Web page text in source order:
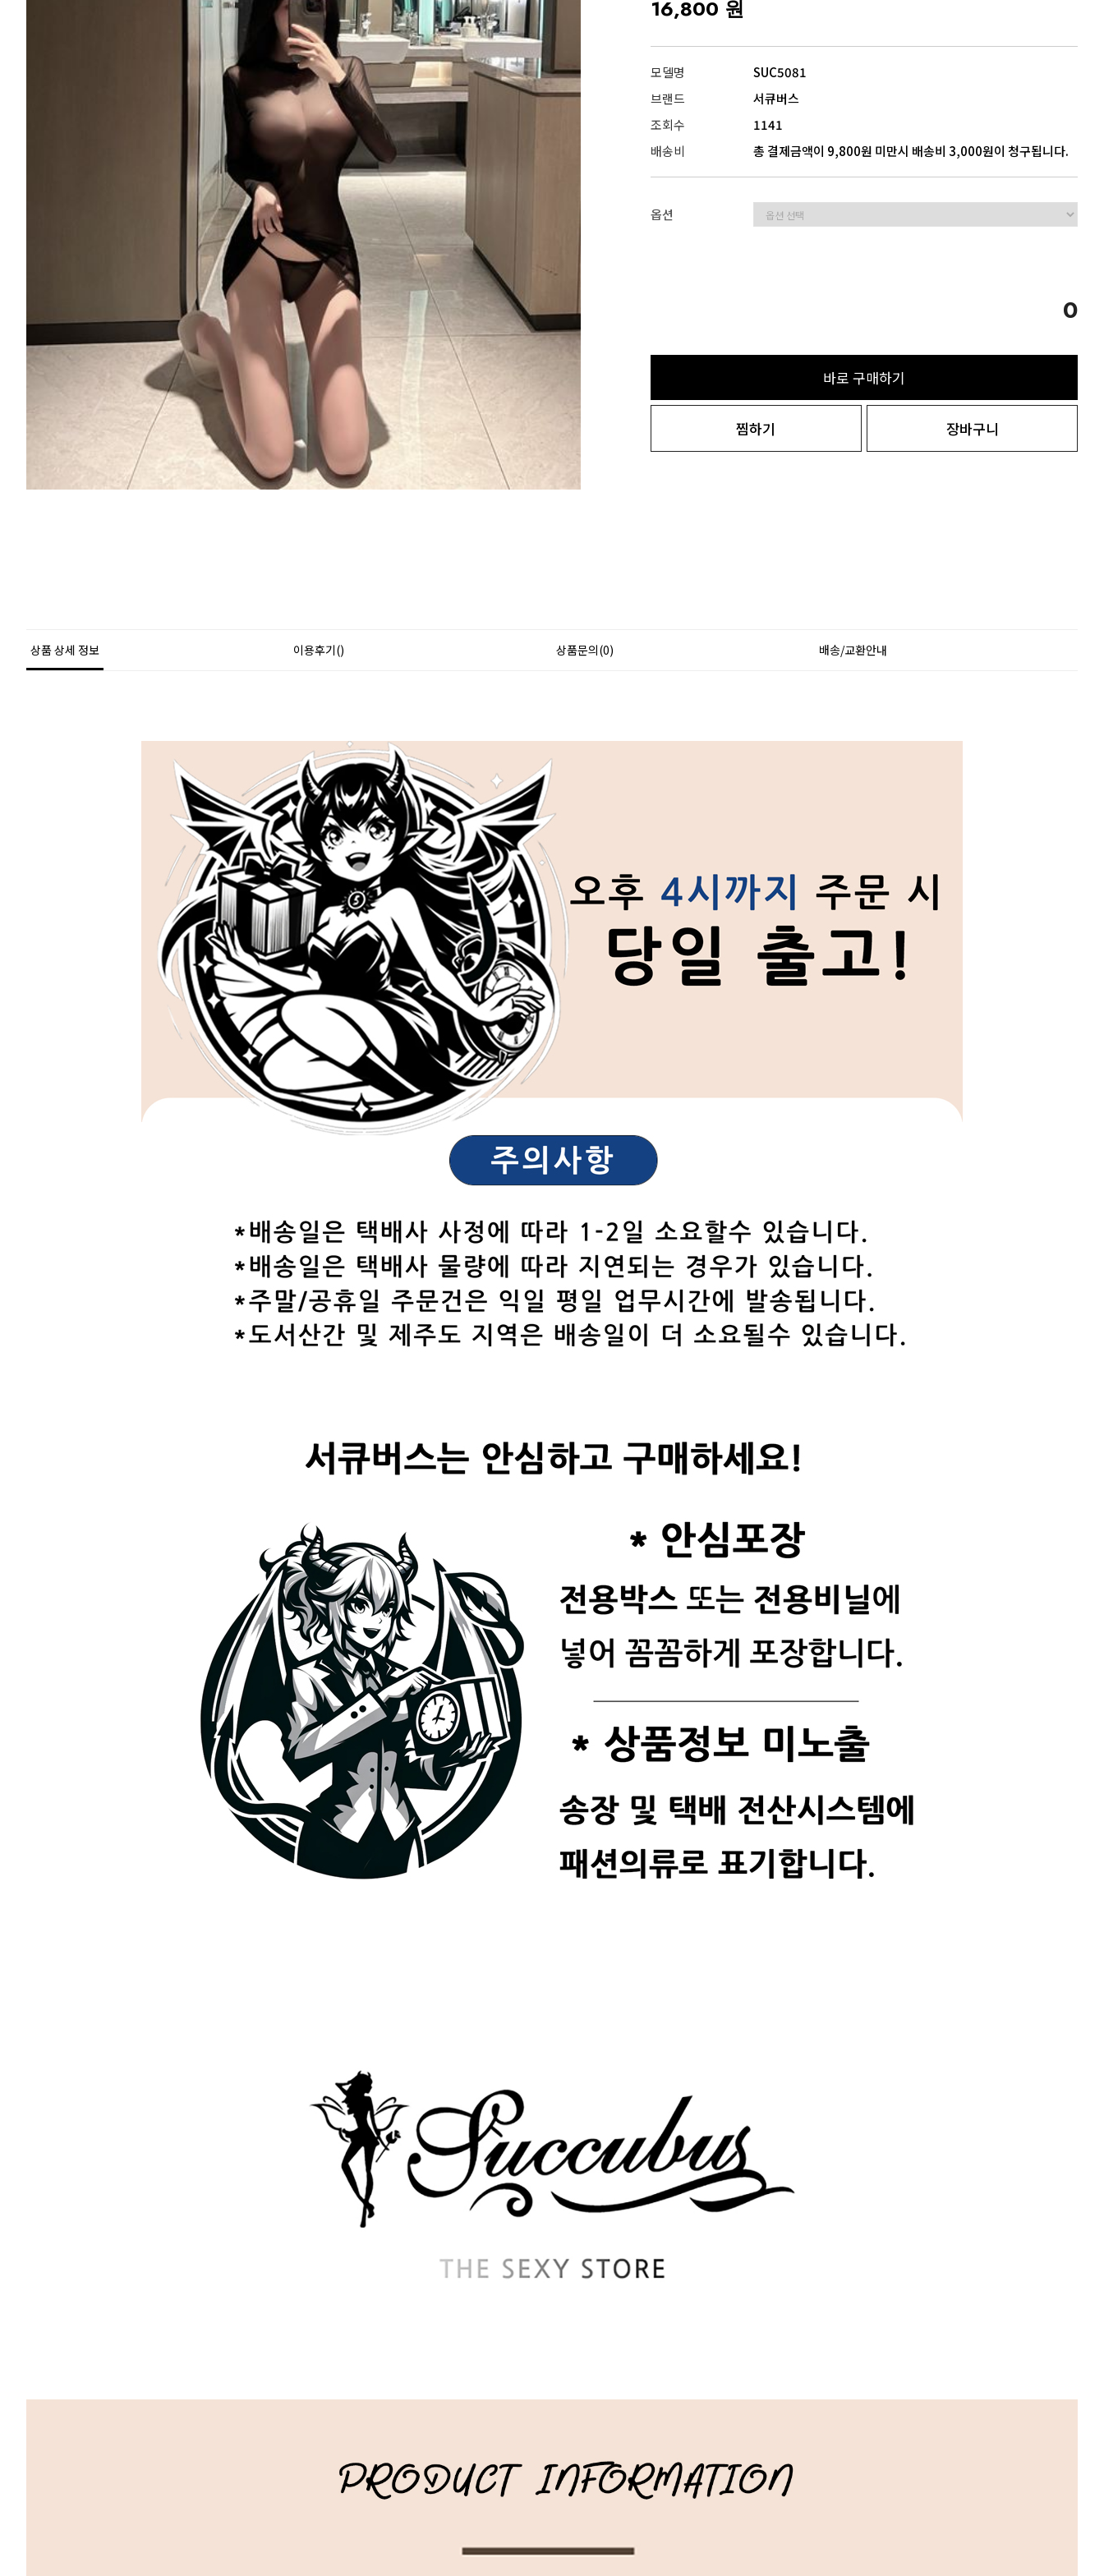
5모음
16,800 원
모델명
SUC5081
브랜드
서큐버스
조회수
1141
배송비
총 결제금액이 9,800원 미만시 배송비 3,000원이 청구됩니다.
옵션
0
바로 구매하기
찜하기 장바구니
상품 상세 정보 이용후기() 상품문의(0) 배송/교환안내